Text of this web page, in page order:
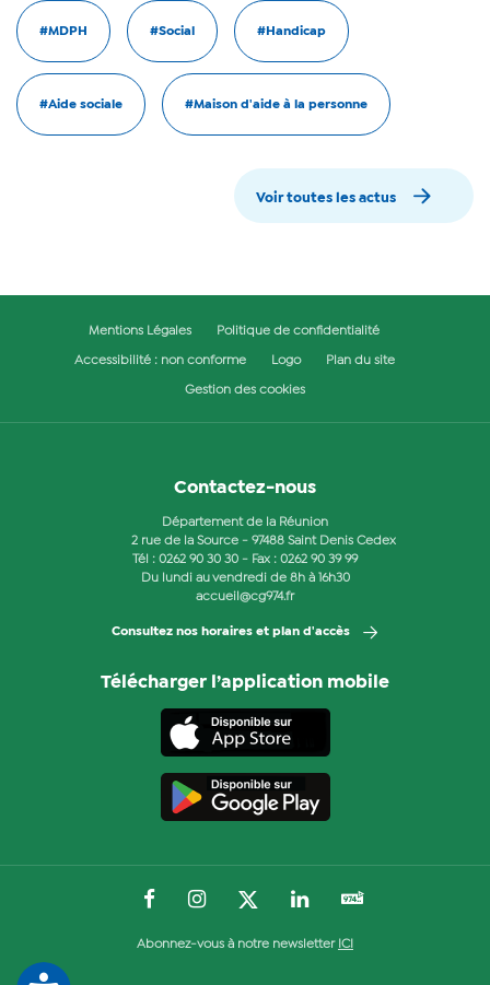
#MDPH #Social #Handicap
#Aide sociale #Maison d'aide à la personne
Voir toutes les actus
Mentions Légales Politique de confidentialité
Accessibilité : non conforme Logo Plan du site
Gestion des cookies
Contactez-nous
Département de la Réunion
2 rue de la Source - 97488 Saint Denis Cedex
Tél : 0262 90 30 30 - Fax : 0262 90 39 99
Du lundi au vendredi de 8h à 16h30
accueil@cg974.fr
Consultez nos horaires et plan d'accès
Télécharger l’application mobile
Abonnez-vous à notre newsletter ICI